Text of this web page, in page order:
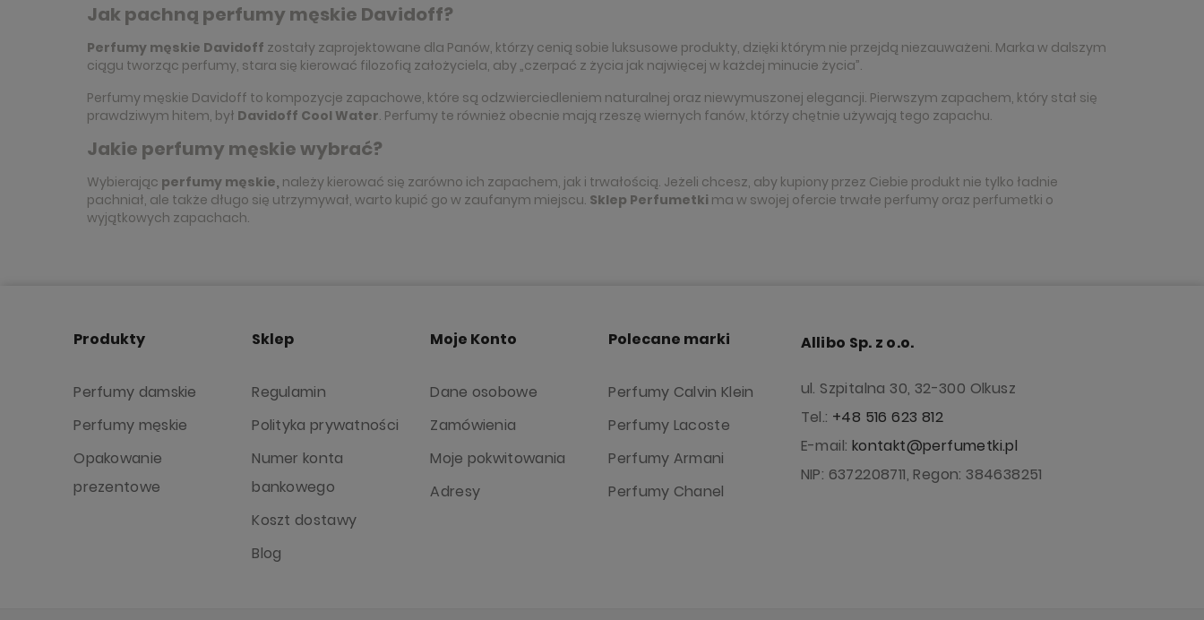
Jak pachną perfumy męskie Davidoff?
Perfumy męskie Davidoff zostały zaprojektowane dla Panów, którzy cenią sobie luksusowe produkty, dzięki którym nie przejdą niezauważeni. Marka w dalszym
ciągu tworząc perfumy, stara się kierować filozofią założyciela, aby „czerpać z życia jak najwięcej w każdej minucie życia”.
Perfumy męskie Davidoff to kompozycje zapachowe, które są odzwierciedleniem naturalnej oraz niewymuszonej elegancji. Pierwszym zapachem, który stał się
prawdziwym hitem, był Davidoff Cool Water. Perfumy te również obecnie mają rzeszę wiernych fanów, którzy chętnie używają tego zapachu.
Jakie perfumy męskie wybrać?
Wybierając perfumy męskie, należy kierować się zarówno ich zapachem, jak i trwałością. Jeżeli chcesz, aby kupiony przez Ciebie produkt nie tylko ładnie
pachniał, ale także długo się utrzymywał, warto kupić go w zaufanym miejscu. Sklep Perfumetki ma w swojej ofercie trwałe perfumy oraz perfumetki o
wyjątkowych zapachach.
Produkty
Perfumy damskie
Perfumy męskie
Opakowanie
prezentowe
Sklep
Regulamin
Polityka prywatności
Numer konta
bankowego
Koszt dostawy
Blog
Moje Konto
Dane osobowe
Zamówienia
Moje pokwitowania
Adresy
Polecane marki
Perfumy Calvin Klein
Perfumy Lacoste
Perfumy Armani
Perfumy Chanel
Allibo Sp. z o.o.
ul. Szpitalna 30, 32-300 Olkusz
Tel.: +48 516 623 812
E-mail: kontakt@perfumetki.pl
NIP: 6372208711, Regon: 384638251